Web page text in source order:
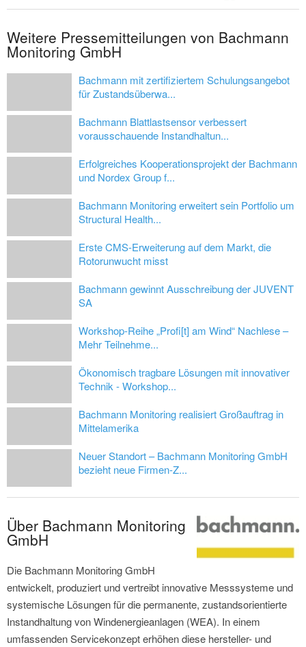
Weitere Pressemitteilungen von Bachmann
Monitoring GmbH
Bachmann mit zertifiziertem Schulungsangebot
für Zustandsüberwa...
Bachmann Blattlastsensor verbessert
vorausschauende Instandhaltun...
Erfolgreiches Kooperationsprojekt der Bachmann
und Nordex Group f...
Bachmann Monitoring erweitert sein Portfolio um
Structural Health...
Erste CMS-Erweiterung auf dem Markt, die
Rotorunwucht misst
Bachmann gewinnt Ausschreibung der JUVENT
SA
Workshop-Reihe „Profi[t] am Wind“ Nachlese –
Mehr Teilnehme...
Ökonomisch tragbare Lösungen mit innovativer
Technik - Workshop...
Bachmann Monitoring realisiert Großauftrag in
Mittelamerika
Neuer Standort – Bachmann Monitoring GmbH
bezieht neue Firmen-Z...
Über Bachmann Monitoring
GmbH
Die Bachmann Monitoring GmbH
entwickelt, produziert und vertreibt innovative Messsysteme und
systemische Lösungen für die permanente, zustandsorientierte
Instandhaltung von Windenergieanlagen (WEA). In einem
umfassenden Servicekonzept erhöhen diese hersteller- und